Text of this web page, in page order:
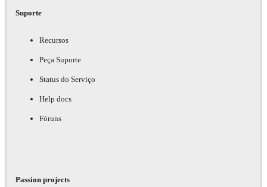
Suporte
Recursos
Peça Suporte
Status do Serviço
Help docs
Fóruns
Passion projects